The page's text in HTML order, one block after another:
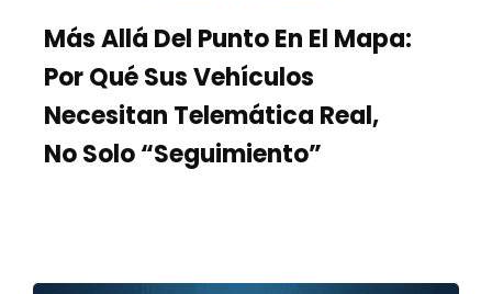
Más Allá Del Punto En El Mapa:
Por Qué Sus Vehículos
Necesitan Telemática Real,
No Solo “Seguimiento”